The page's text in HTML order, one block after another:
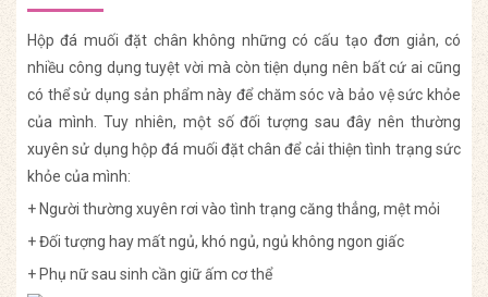
Hộp đá muối đặt chân không những có cấu tạo đơn giản, có
nhiều công dụng tuyệt vời mà còn tiện dụng nên bất cứ ai cũng
có thể sử dụng sản phẩm này để chăm sóc và bảo vệ sức khỏe
của mình. Tuy nhiên, một số đối tượng sau đây nên thường
xuyên sử dụng hộp đá muối đặt chân để cải thiện tình trạng sức
khỏe của mình:
+ Người thường xuyên rơi vào tình trạng căng thẳng, mệt mỏi
+ Đối tượng hay mất ngủ, khó ngủ, ngủ không ngon giấc
+ Phụ nữ sau sinh cần giữ ấm cơ thể